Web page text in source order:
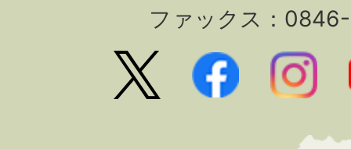
ファックス：